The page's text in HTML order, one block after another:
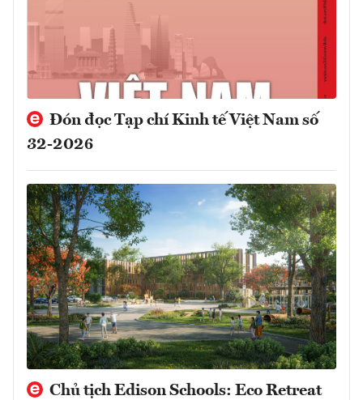
Đón đọc Tạp chí Kinh tế Việt Nam số
32-2026
Chủ tịch Edison Schools: Eco Retreat